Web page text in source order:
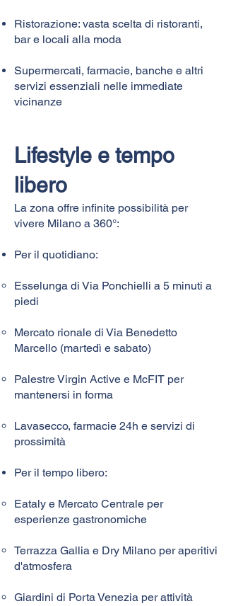
Ristorazione: vasta scelta di ristoranti,
bar e locali alla moda
Supermercati, farmacie, banche e altri
servizi essenziali nelle immediate
vicinanze
Lifestyle e tempo
libero
La zona offre infinite possibilità per
vivere Milano a 360°:
Per il quotidiano:
Esselunga di Via Ponchielli a 5 minuti a
piedi
Mercato rionale di Via Benedetto
Marcello (martedì e sabato)
Palestre Virgin Active e McFIT per
mantenersi in forma
Lavasecco, farmacie 24h e servizi di
prossimità
Per il tempo libero:
Eataly e Mercato Centrale per
esperienze gastronomiche
Terrazza Gallia e Dry Milano per aperitivi
d'atmosfera
Giardini di Porta Venezia per attività